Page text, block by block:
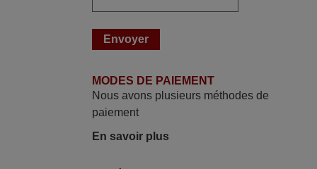
Tout bien.
MODES DE PAIEMENT
Nous avons plusieurs méthodes de
paiement
En savoir plus